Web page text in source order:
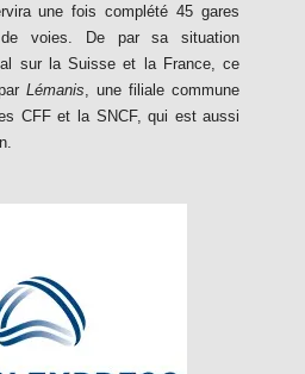
une fois complété 45 gares
voies. De par sa situation
sur la Suisse et la France, ce
Lémanis , une filiale commune
CFF et la SNCF, qui est aussi